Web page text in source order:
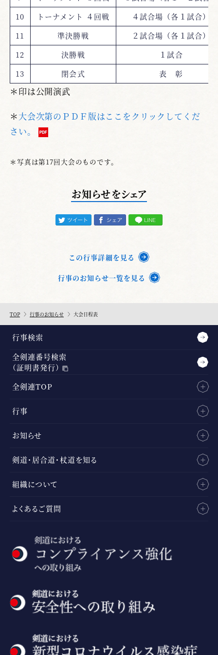
10
トーナメント ４回戦
４試合場（各１試合）
11
準決勝戦
２試合場（各１試合）
12
決勝戦
１試合
13
閉会式 表 彰
＊印は公開演武
＊大会次第のＰＤＦ版はここをクリックしてくだ
さい。
＊写真は第17回大会のものです。
お知らせをシェア
この行事詳細を見る
行事のお知らせ一覧を見る
TOP 行事のお知らせ 大会日程表
行事検索
全剣連番号検索
（証明書発行）
全剣連TOP
行事
お知らせ
剣道・居合道・杖道を知る
組織について
よくあるご質問